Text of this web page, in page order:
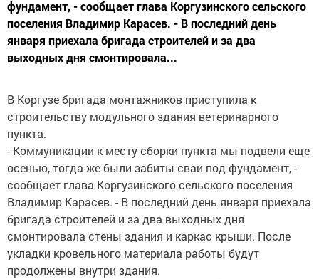
фундамент, - сообщает глава Коргузинского сельского
поселения Владимир Карасев. - В последний день
января приехала бригада строителей и за два
выходных дня смонтировала...
В Коргузе бригада монтажников приступила к
строительству модульного здания ветеринарного
пункта.
- Коммуникации к месту сборки пункта мы подвели еще
осенью, тогда же были забиты сваи под фундамент, -
сообщает глава Коргузинского сельского поселения
Владимир Карасев. - В последний день января приехала
бригада строителей и за два выходных дня
смонтировала стены здания и каркас крыши. После
укладки кровельного материала работы будут
продолжены внутри здания.